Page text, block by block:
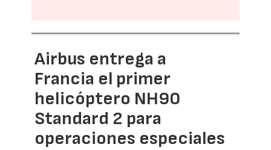
Airbus entrega a
Francia el primer
helicóptero NH90
Standard 2 para
operaciones especiales